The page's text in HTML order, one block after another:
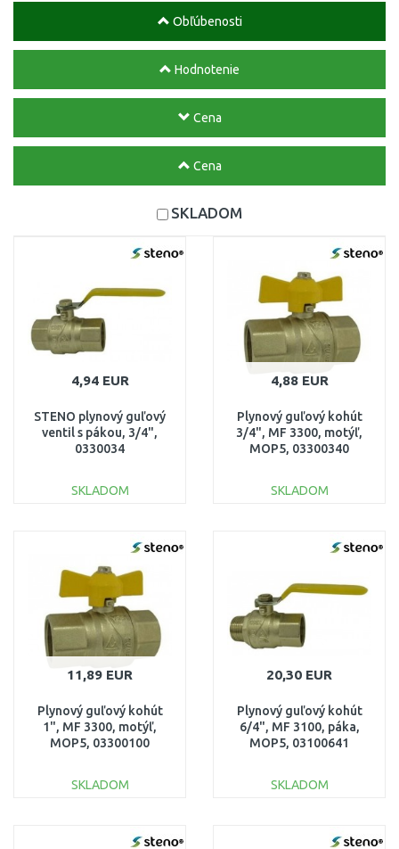
Obľúbenosti
Hodnotenie
Cena
Cena
SKLADOM
4,94 EUR
STENO plynový guľový
ventil s pákou, 3/4",
0330034
SKLADOM
4,88 EUR
Plynový guľový kohút
3/4", MF 3300, motýľ,
MOP5, 03300340
SKLADOM
11,89 EUR
Plynový guľový kohút
1", MF 3300, motýľ,
MOP5, 03300100
SKLADOM
20,30 EUR
Plynový guľový kohút
6/4", MF 3100, páka,
MOP5, 03100641
SKLADOM